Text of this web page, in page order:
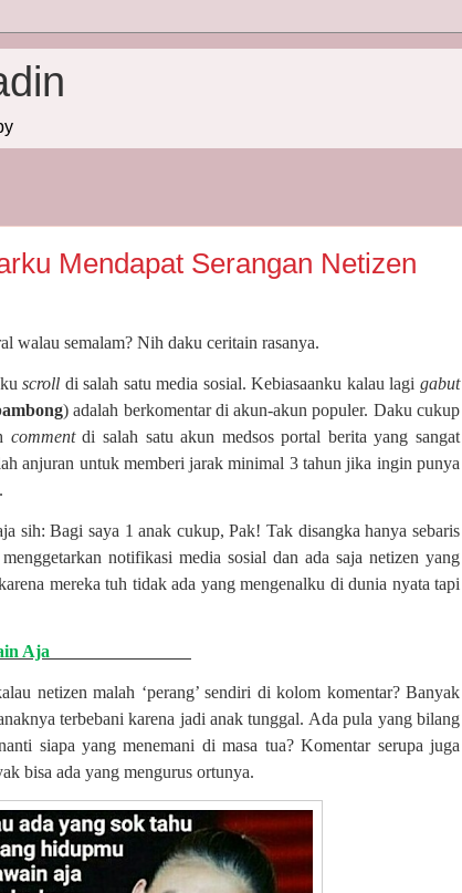
Mendapat Serangan Netizen
walau semalam? Nih daku ceritain rasanya.
scroll di salah satu media sosial. Kebiasaanku kalau lagigabut
) adalah berkomentar di akun-akun populer. Daku cukup
commentdi salah satu akun medsos portal berita yang sangat
anjuran untuk memberi jarak minimal 3 tahun jika ingin punya
sih: Bagi saya 1 anak cukup, Pak! Tak disangka hanya sebaris
notifikasi media sosial dan ada saja netizen yang
mereka tuh tidak ada yang mengenalku di dunia nyata tapi
Aja
netizen malah ‘perang’ sendiri di kolom komentar? Banyak
terbebani karena jadi anak tunggal. Ada pula yang bilang
siapa yang menemani di masa tua? Komentar serupa juga
bisa ada yang mengurus ortunya.